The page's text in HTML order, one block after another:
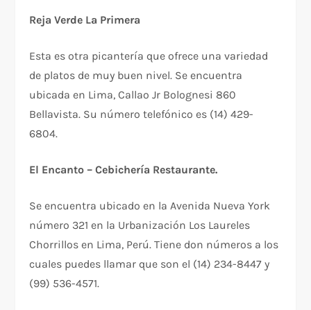
Reja Verde La Primera
Esta es otra picantería que ofrece una variedad
de platos de muy buen nivel. Se encuentra
ubicada en Lima, Callao Jr Bolognesi 860
Bellavista. Su número telefónico es (14) 429-
6804.
El Encanto – Cebichería Restaurante.
Se encuentra ubicado en la Avenida Nueva York
número 321 en la Urbanización Los Laureles
Chorrillos en Lima, Perú. Tiene don números a los
cuales puedes llamar que son el (14) 234-8447 y
(99) 536-4571.